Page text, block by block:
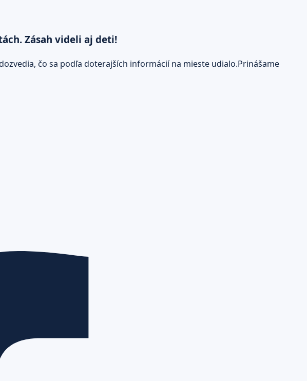
Zásah videli aj deti!
čo sa podľa doterajších informácií na mieste udialo.Prinášame